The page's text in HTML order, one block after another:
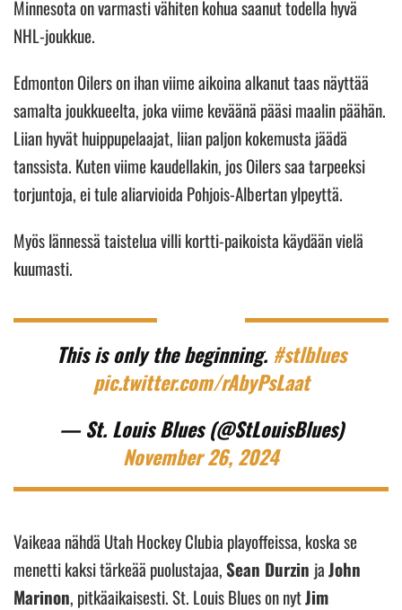
Minnesota on varmasti vähiten kohua saanut todella hyvä
NHL-joukkue.
Edmonton Oilers on ihan viime aikoina alkanut taas näyttää
samalta joukkueelta, joka viime keväänä pääsi maalin päähän.
Liian hyvät huippupelaajat, liian paljon kokemusta jäädä
tanssista. Kuten viime kaudellakin, jos Oilers saa tarpeeksi
torjuntoja, ei tule aliarvioida Pohjois-Albertan ylpeyttä.
Myös lännessä taistelua villi kortti-paikoista käydään vielä
kuumasti.
This is only the beginning. #stlblues
pic.twitter.com/rAbyPsLaat
— St. Louis Blues (@StLouisBlues)
November 26, 2024
Vaikeaa nähdä Utah Hockey Clubia playoffeissa, koska se
menetti kaksi tärkeää puolustajaa,Sean Durzin jaJohn
Marinon, pitkäaikaisesti. St. Louis Blues on nytJim